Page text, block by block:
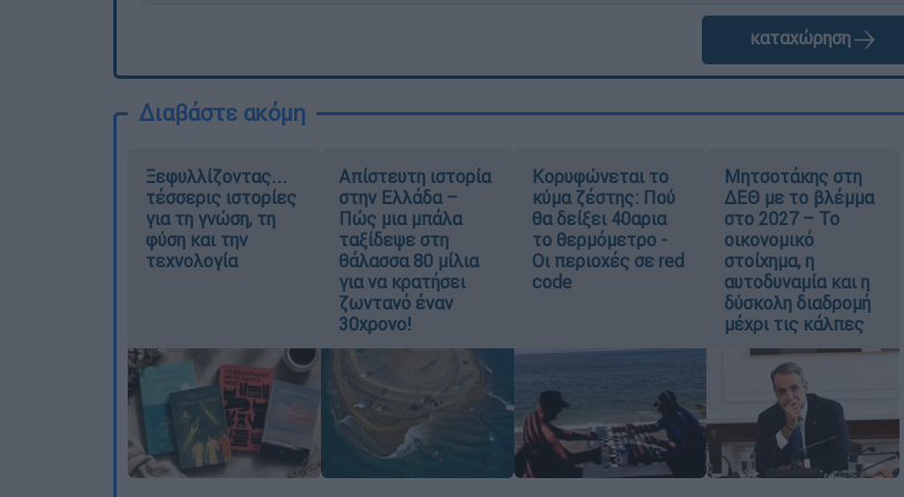
καταχώρηση
Διαβάστε ακόμη
Ξεφυλλίζοντας...
τέσσερις ιστορίες
για τη γνώση, τη
φύση και την
τεχνολογία
Απίστευτη ιστορία
στην Ελλάδα –
Πώς μια μπάλα
ταξίδεψε στη
θάλασσα 80 μίλια
για να κρατήσει
ζωντανό έναν
30χρονο!
Κορυφώνεται το
κύμα ζέστης: Πού
θα δείξει 40αρια
το θερμόμετρο -
Οι περιοχές σε red
code
Μητσοτάκης στη
ΔΕΘ με το βλέμμα
στο 2027 – Το
οικονομικό
στοίχημα, η
αυτοδυναμία και η
δύσκολη διαδρομή
μέχρι τις κάλπες